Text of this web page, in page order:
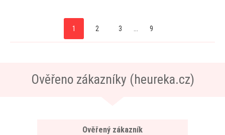
1 2 3 9
Ověřeno zákazníky (heureka.cz)
Ověřený zákazník